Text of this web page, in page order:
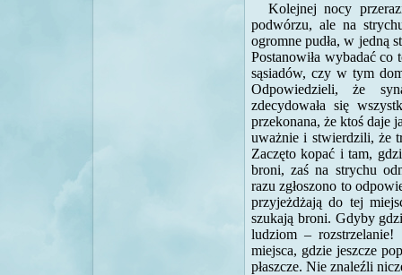
Kolejnej nocy
podwórzu, ale na
ogromne pudła, w jedną
Postanowiła wybadać co
sąsiadów, czy w tym
Odpowiedzieli, że
zdecydowała się
przekonana, że ktoś daje
uważnie i stwierdzili, że
Zaczęto kopać i tam,
broni, zaś na strychu
razu zgłoszono to
przyjeżdżają do tej
szukają broni. Gdyby
ludziom –
miejsca, gdzie jeszcze
płaszcze. Nie znaleźli